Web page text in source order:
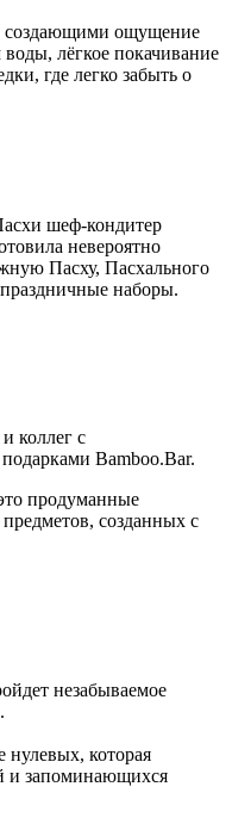
создающими ощущение
воды, лёгкое покачивание
где легко забыть о
шеф-кондитер
невероятно
Пасху, Пасхального
наборы.
коллег с
Bamboo.Bar.
продуманные
созданных с
незабываемое
нулевых, которая
и запоминающихся